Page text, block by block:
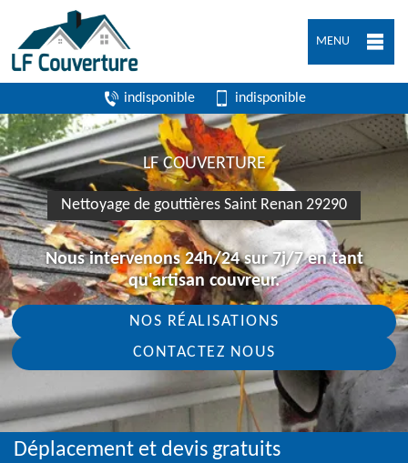
MENU
indisponible indisponible
LF COUVERTURE
Nettoyage de gouttières Saint Renan 29290
Nous intervenons 24h/24 sur 7j/7 en tant
qu'artisan couvreur.
NOS RÉALISATIONS
CONTACTEZ NOUS
Déplacement et devis gratuits